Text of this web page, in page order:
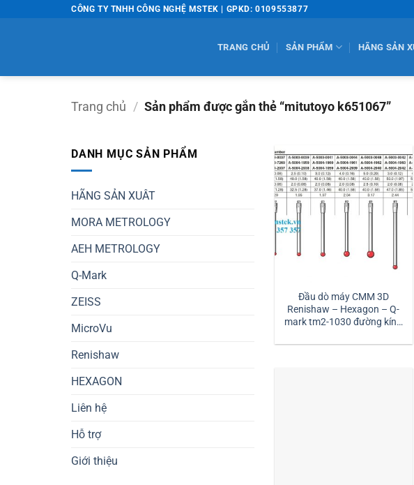
CÔNG TY TNHH CÔNG NGHỆ MSTEK | GPKD: 0109553877
TRANG CHỦ SẢN PHẨM HÃNG SẢN
Trang chủ / Sản phẩm được gắn thẻ “mitutoyo k651067”
DANH MỤC SẢN PHẨM
HÃNG SẢN XUÂT
MORA METROLOGY
AEH METROLOGY
Q-Mark
ZEISS
MicroVu
Renishaw
HEXAGON
Liên hệ
Hỗ trợ
Giới thiệu
Đầu dò máy CMM 3D
Renishaw – Hexagon – Q-
mark tm2-1030 đường kính
Technology